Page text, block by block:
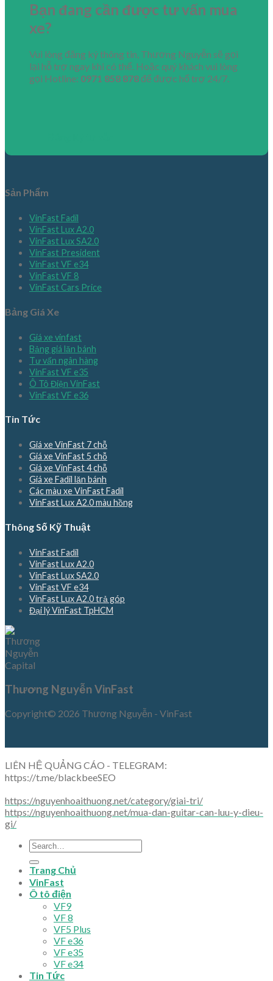
Bạn đang cần được tư vấn mua
xe?
Vui lòng đăng ký thông tin, Thương Nguyễn sẽ gọi
lại hỗ trợ ngay khi có thể. Hoặc quý khách vui lòng
gọi Hotline: 0971 858 878để được hổ trợ 24/7.
Sản Phẩm
VinFast Fadil
VinFast Lux A2.0
VinFast Lux SA2.0
VinFast President
VinFast VF e34
VinFast VF 8
VinFast Cars Price
Bảng Giá Xe
Giá xe vinfast
Bảng giá lăn bánh
Tư vấn ngân hàng
VinFast VF e35
Ô Tô Điện VinFast
VinFast VF e36
Tin Tức
Giá xe VinFast 7 chỗ
Giá xe VinFast 5 chỗ
Giá xe VinFast 4 chỗ
Giá xe Fadil lăn bánh
Các màu xe VinFast Fadil
VinFast Lux A2.0 màu hồng
Thông Số Kỹ Thuật
VinFast Fadil
VinFast Lux A2.0
VinFast Lux SA2.0
VinFast VF e34
VinFast Lux A2.0 trả góp
Đại lý VinFast TpHCM
Thương Nguyễn VinFast
Copyright© 2026 Thương Nguyễn - VinFast
LIÊN HỆ QUẢNG CÁO - TELEGRAM:
https://t.me/blackbeeSEO
https://nguyenhoaithuong.net/category/giai-tri/
https://nguyenhoaithuong.net/mua-dan-guitar-can-luu-y-dieu-
gi/
Trang Chủ
VinFast
Ô tô điện
VF9
VF 8
VF5 Plus
VF e36
VF e35
VF e34
Tin Tức